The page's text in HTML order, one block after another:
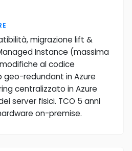
migrazione lift &
Instance (massima
al codice
geo-redundant in Azure
centralizzato in Azure
server fisici. TCO 5 anni
on-premise.